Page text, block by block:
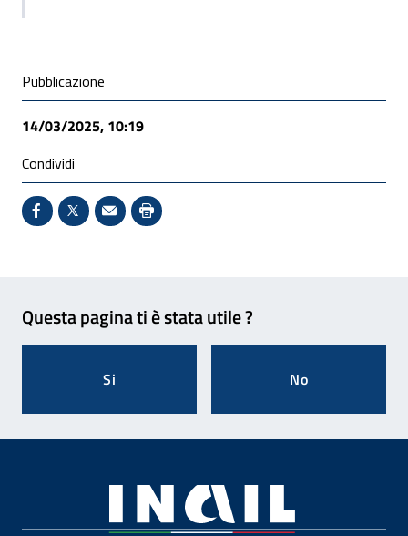
Condivisione social
Pubblicazione
14/03/2025, 10:19
Condividi
Condividi su Facebook - Sito esterno - Apertura in
X - Sito esterno - Apertura in nuova finestra
Invio Mail: apre il programma di posta
Stampa pagina: scelta meno
Questa pagina ti è stata utile ?
Si No